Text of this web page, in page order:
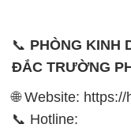
📞 PHÒNG KINH
ĐẮC TRƯỜNG
🌐 Website:
📞 Hotline: